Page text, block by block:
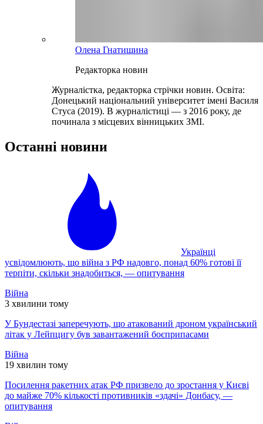
Олена Гнатишина
Редакторка новин
Журналістка, редакторка стрічки новин. Освіта:
Донецький національний університет імені Василя
Стуса (2019). В журналістиці — з 2016 року, де
починала з місцевих вінницьких ЗМІ.
Останні новини
Українці
усвідомлюють, що війна з РФ надовго, понад 60% готові її
терпіти, скільки знадобиться, — опитування
Війна
3 хвилини тому
У Бундестазі заперечують, що атакований дроном український
літак у Лейпцигу був завантажений боєприпасами
Війна
19 хвилин тому
Посилення ракетних атак РФ призвело до зростання у Києві
до майже 70% кількості противників «здачі» Донбасу, —
опитування